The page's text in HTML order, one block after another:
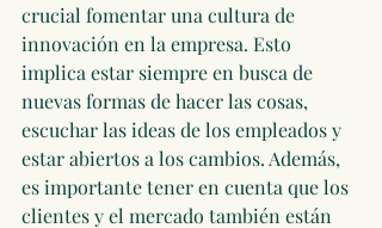
crucial fomentar una cultura de
innovación en la empresa. Esto
implica estar siempre en busca de
nuevas formas de hacer las cosas,
escuchar las ideas de los empleados y
estar abiertos a los cambios. Además,
es importante tener en cuenta que los
clientes y el mercado también están